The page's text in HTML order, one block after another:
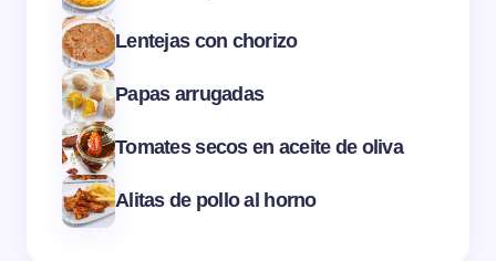
Lentejas con chorizo
Papas arrugadas
Tomates secos en aceite de oliva
Alitas de pollo al horno